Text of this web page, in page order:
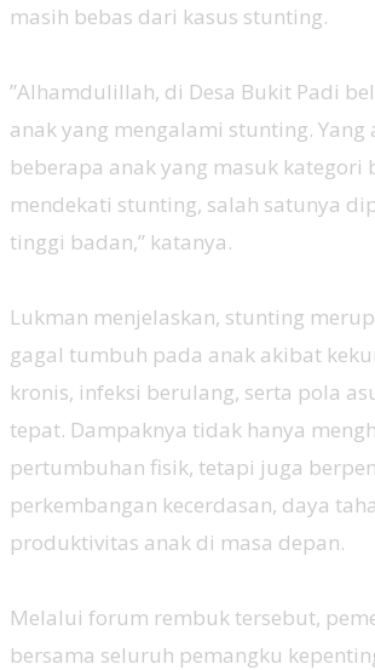
masih bebas dari kasus stunting.
‎”Alhamdulillah, di Desa Bukit Padi
anak yang mengalami stunting. Yang
beberapa anak yang masuk kategori
mendekati stunting, salah satunya
tinggi badan,” katanya.
‎Lukman menjelaskan, stunting
gagal tumbuh pada anak akibat
kronis, infeksi berulang, serta pola
tepat. Dampaknya tidak hanya
pertumbuhan fisik, tetapi juga
perkembangan kecerdasan, daya
produktivitas anak di masa depan.
‎Melalui forum rembuk tersebut,
bersama seluruh pemangku